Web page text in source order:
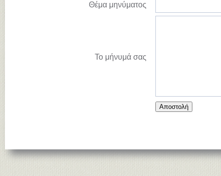
Θέμα μηνύματος
Το μήνυμά σας
Αποστολή